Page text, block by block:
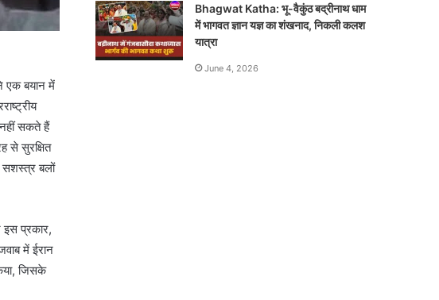
एक बयान में
सकते हैं
से सुरक्षित
सशस्त्र बलों
प्रकार,
में ईरान
जिसके
Bhagwat Katha: भू-वैकुंठ बद्रीनाथ धाम
में भागवत ज्ञान यज्ञ का शंखनाद, निकली कलश
यात्रा
June 4, 2026